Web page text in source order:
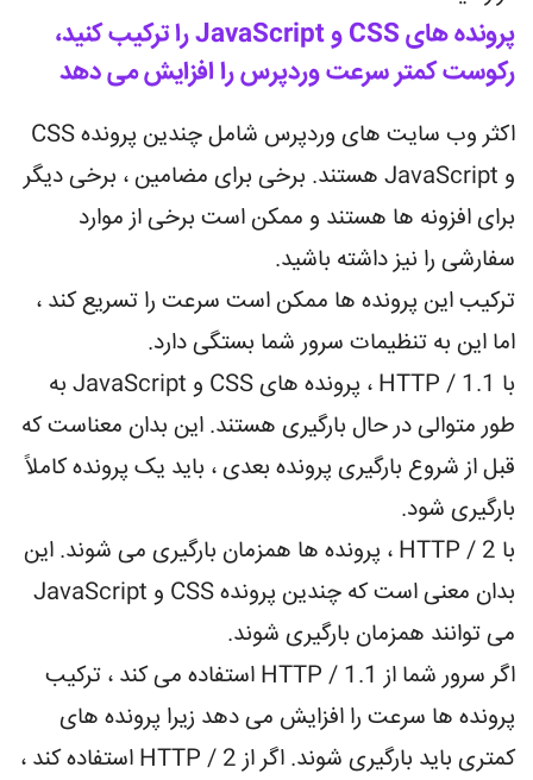
پرونده های CSS و JavaScript را ترکیب کنید،
رکوست کمتر سرعت وردپرس را افزایش می دهد
اکثر وب سایت های وردپرس شامل چندین پرونده CSS
و JavaScript هستند. برخی برای مضامین ، برخی دیگر
برای افزونه ها هستند و ممکن است برخی از موارد
سفارشی را نیز داشته باشید.
ترکیب این پرونده ها ممکن است سرعت را تسریع کند ،
اما این به تنظیمات سرور شما بستگی دارد.
با HTTP / 1.1 ، پرونده های CSS و JavaScript به
طور متوالی در حال بارگیری هستند. این بدان معناست که
قبل از شروع بارگیری پرونده بعدی ، باید یک پرونده کاملاً
بارگیری شود.
با HTTP / 2 ، پرونده ها همزمان بارگیری می شوند. این
بدان معنی است که چندین پرونده CSS و JavaScript
می توانند همزمان بارگیری شوند.
اگر سرور شما از HTTP / 1.1 استفاده می کند ، ترکیب
پرونده ها سرعت را افزایش می دهد زیرا پرونده های
کمتری باید بارگیری شوند. اگر از HTTP / 2 استفاده کند ،